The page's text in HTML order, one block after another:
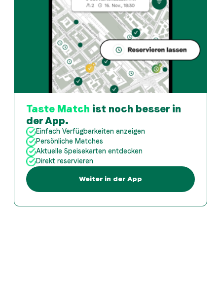
Taste Match ist noch besser in
der App.
Einfach Verfügbarkeiten anzeigen
Persönliche Matches
Aktuelle Speisekarten entdecken
Direkt reservieren
Weiter in der App